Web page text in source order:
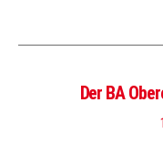
Der BA